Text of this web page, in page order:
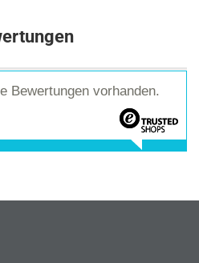
Bewertungen vorhanden.